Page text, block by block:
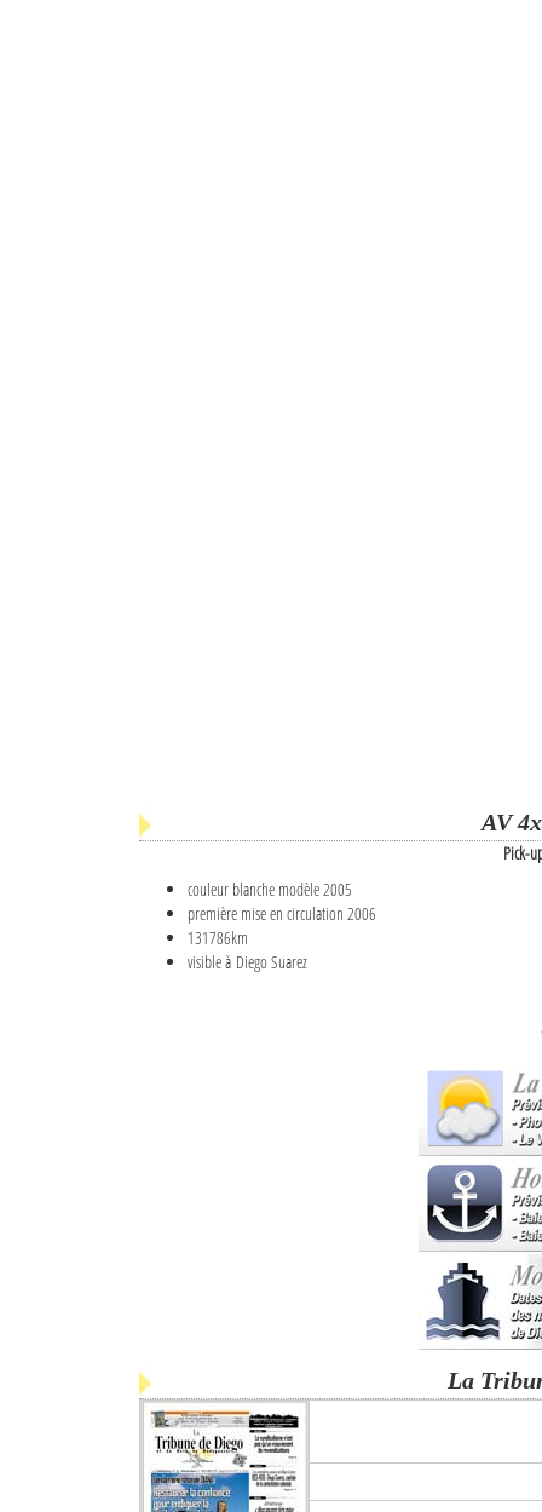
AV
Pick-
couleur blanche modèle 2005
première mise en circulation 2006
131786km
visible à Diego Suarez
La